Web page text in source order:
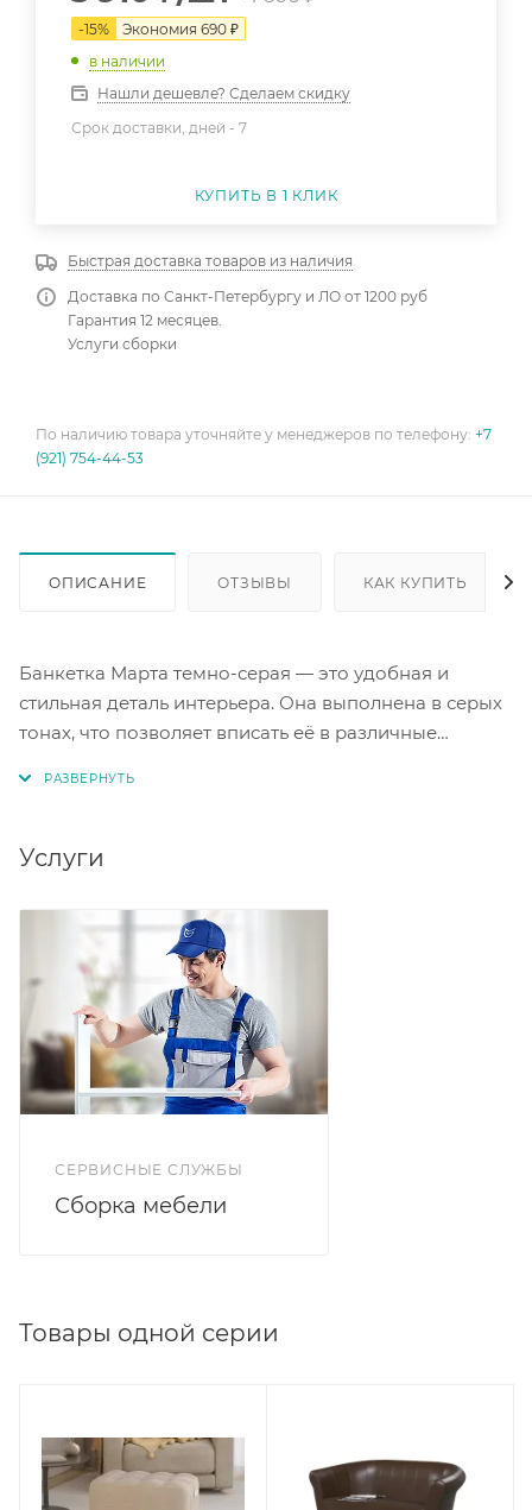
-15% Экономия 690 ₽
в наличии
Нашли дешевле? Сделаем скидку
Срок доставки, дней - 7
КУПИТЬ В 1 КЛИК
Быстрая доставка товаров из наличия
Доставка по Санкт-Петербургу и ЛО от 1200 руб
Гарантия 12 месяцев.
Услуги сборки
По наличию товара уточняйте у менеджеров по телефону: +7
(921) 754-44-53
ОПИСАНИЕ ОТЗЫВЫ КАК КУПИТЬ
Банкетка Марта темно-серая — это удобная и
стильная деталь интерьера. Она выполнена в серых
тонах, что позволяет вписать её в различные
использования в доме или квартире. Размеры
разместить ее даже в небольших помещениях.
Круглая форма и компактные размеры делают
банкетку Марта практичным и уютным элементом
мебели.
Услуги
СЕРВИСНЫЕ СЛУЖБЫ
Сборка мебели
Товары одной серии